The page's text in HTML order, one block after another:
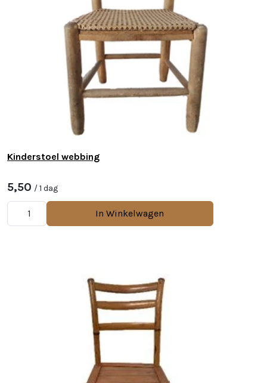
Kinderstoel webbing
5,50 / 1 dag
In Winkelwagen